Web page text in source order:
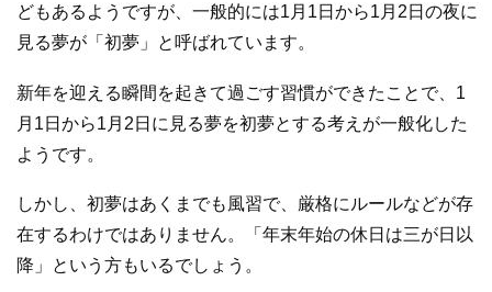
どもあるようですが、一般的には1月1日から1月2日の夜に
見る夢が「初夢」と呼ばれています。
新年を迎える瞬間を起きて過ごす習慣ができたことで、1
月1日から1月2日に見る夢を初夢とする考えが一般化した
ようです。
しかし、初夢はあくまでも風習で、厳格にルールなどが存
在するわけではありません。「年末年始の休日は三が日以
降」という方もいるでしょう。